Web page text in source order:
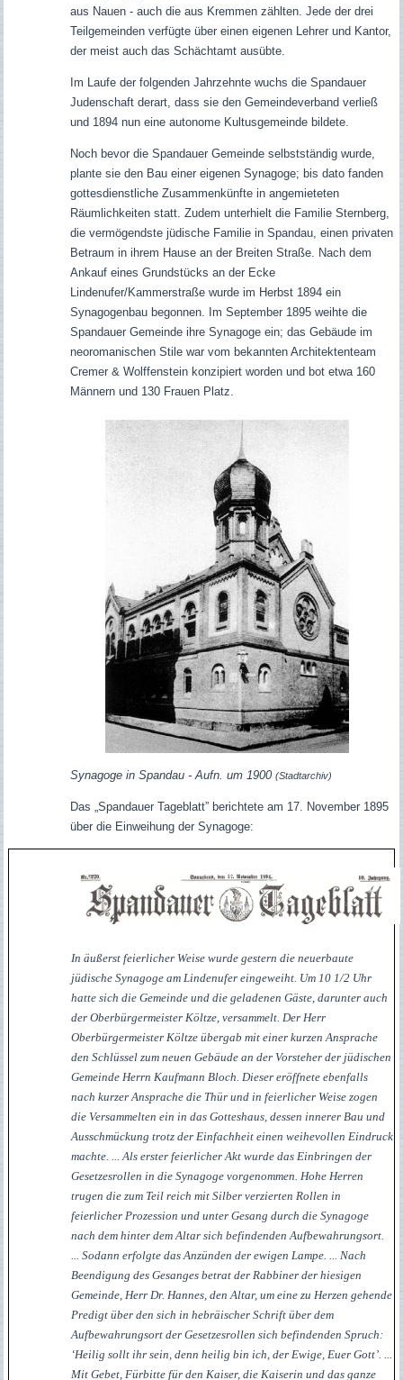
aus Nauen - auch die aus Kremmen zählten. Jede der drei
Teilgemeinden verfügte über einen eigenen Lehrer und Kantor,
der meist auch das Schächtamt ausübte.
Im Laufe der folgenden Jahrzehnte wuchs die Spandauer
Judenschaft derart, dass sie den Gemeindeverband verließ
und 1894 nun eine autonome Kultusgemeinde bildete.
Noch bevor die Spandauer Gemeinde selbstständig wurde,
plante sie den Bau einer eigenen Synagoge; bis dato fanden
gottesdienstliche Zusammenkünfte in angemieteten
Räumlichkeiten statt. Zudem unterhielt die Familie Sternberg,
die vermögendste jüdische Familie in Spandau, einen privaten
Betraum in ihrem Hause an der Breiten Straße. Nach dem
Ankauf eines Grundstücks an der Ecke
Lindenufer/Kammerstraße wurde im Herbst 1894 ein
Synagogenbau begonnen. Im September 1895 weihte die
Spandauer Gemeinde ihre Synagoge ein; das Gebäude im
neoromanischen Stile war vom bekannten Architektenteam
Cremer & Wolffenstein konzipiert worden und bot etwa 160
Männern und 130 Frauen Platz.
Synagoge in Spandau - Aufn. um 1900 (Stadtarchiv)
Das „Spandauer Tageblatt” berichtete am 17. November 1895
über die Einweihung der Synagoge:
In äußerst feierlicher Weise wurde gestern die neuerbaute
jüdische Synagoge am Lindenufer eingeweiht. Um 10 1/2 Uhr
hatte sich die Gemeinde und die geladenen Gäste, darunter auch
der Oberbürgermeister Költze, versammelt. Der Herr
Oberbürgermeister Költze übergab mit einer kurzen Ansprache
den Schlüssel zum neuen Gebäude an der Vorsteher der jüdischen
Gemeinde Herrn Kaufmann Bloch. Dieser eröffnete ebenfalls
nach kurzer Ansprache die Thür und in feierlicher Weise zogen
die Versammelten ein in das Gotteshaus, dessen innerer Bau und
Ausschmückung trotz der Einfachheit einen weihevollen Eindruck
machte. ... Als erster feierlicher Akt wurde das Einbringen der
Gesetzesrollen in die Synagoge vorgenommen. Hohe Herren
trugen die zum Teil reich mit Silber verzierten Rollen in
feierlicher Prozession und unter Gesang durch die Synagoge
nach dem hinter dem Altar sich befindenden Aufbewahrungsort.
... Sodann erfolgte das Anzünden der ewigen Lampe. ... Nach
Beendigung des Gesanges betrat der Rabbiner der hiesigen
Gemeinde, Herr Dr. Hannes, den Altar, um eine zu Herzen gehende
Predigt über den sich in hebräischer Schrift über dem
Aufbewahrungsort der Gesetzesrollen sich befindenden Spruch:
‘Heilig sollt ihr sein, denn heilig bin ich, der Ewige, Euer Gott’. ...
Mit Gebet, Fürbitte für den Kaiser, die Kaiserin und das ganze